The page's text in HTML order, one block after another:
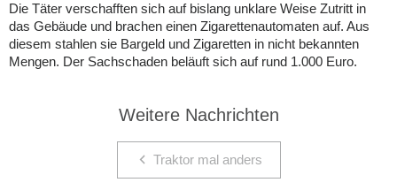
Die Täter verschafften sich auf bislang unklare Weise Zutritt in
das Gebäude und brachen einen Zigarettenautomaten auf. Aus
diesem stahlen sie Bargeld und Zigaretten in nicht bekannten
Mengen. Der Sachschaden beläuft sich auf rund 1.000 Euro.
Weitere Nachrichten
Traktor mal anders